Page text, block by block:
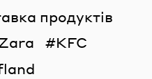
продуктів
KFC